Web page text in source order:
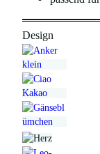
Design